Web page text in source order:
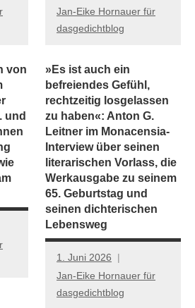
Jan-Eike Hornauer für
dasgedichtblog
von
und
»Es ist auch ein
befreiendes Gefühl,
rechtzeitig losgelassen
zu haben«: Anton G.
Leitner im Monacensia-
Interview über seinen
literarischen Vorlass, die
Werkausgabe zu seinem
65. Geburtstag und
seinen dichterischen
Lebensweg
1. Juni 2026
Jan-Eike Hornauer für
dasgedichtblog